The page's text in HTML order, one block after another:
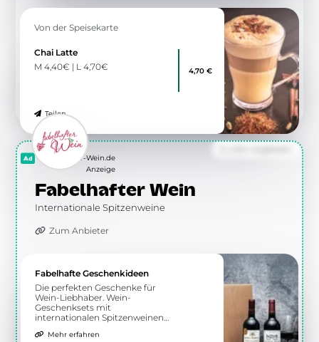
Von der Speisekarte
Chai Latte
M 4,40€ | L 4,70€
Teilen
4,70 €
Fabelhafter Wein
Internationale Spitzenweine
Zum Anbieter
Fabelhafter-Wein.de
Anzeige
Fabelhafte Geschenkideen
Die perfekten Geschenke für
Wein-Liebhaber. Wein-
Geschenksets mit
internationalen Spitzenweinen
und Feinkost oder Schokolade.
Jetzt verschenken!
Mehr erfahren